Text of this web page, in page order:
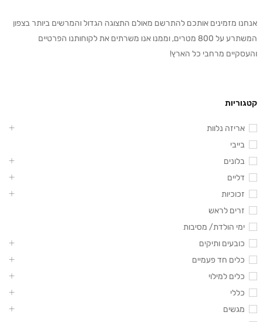
אנחנו מזמינים אותכם להתרשם מאולם התצוגה הגדול והמרשים ביותר בצפון
המשתרע על 800 מטרים, וממנו אנו משרתים את לקוחותנו הפרטיים
והעסקיים מרחבי כל הארץ!
קטגוריות
אריזה נלוות
בייבי
בלונים
דליים
זכוכיות
זרים לראש
ימי הולדת/ מסיבות
כובעים ותיקים
כלים חד פעמיים
כלים למילוי
כללי
מגשים